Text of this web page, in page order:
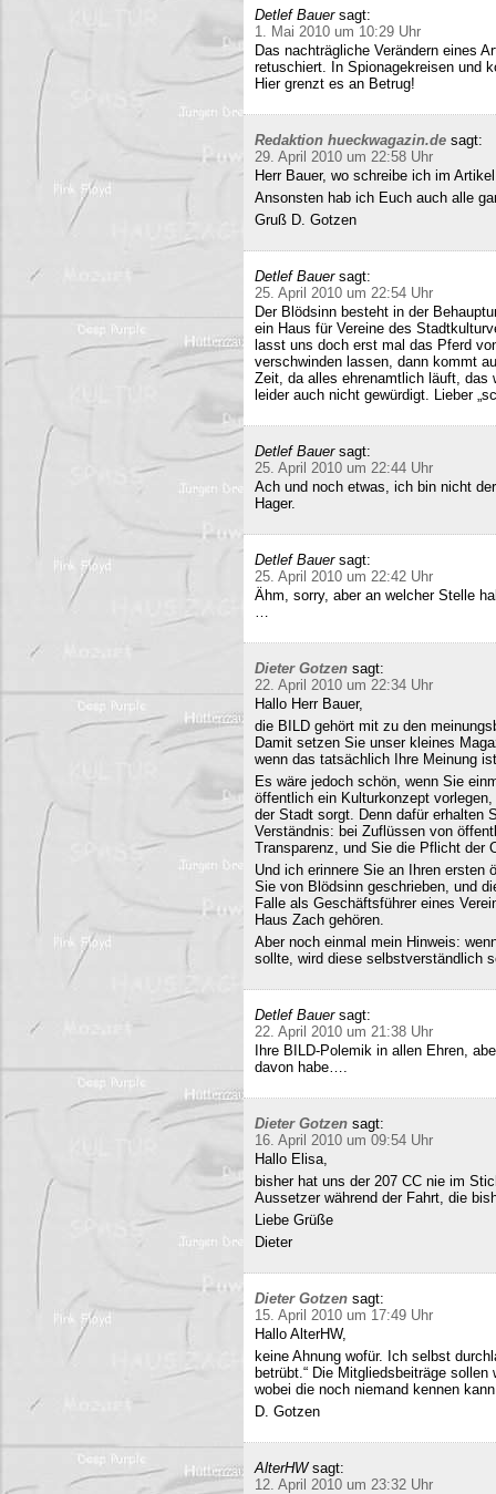
Detlef Bauer sagt:
1. Mai 2010 um 10:29 Uhr
Das nachträgliche Verändern eines
retuschiert. In Spionagekreisen und
Hier grenzt es an Betrug!
Redaktion hueckwagazin.de sagt:
29. April 2010 um 22:58 Uhr
Herr Bauer, wo schreibe ich im
Ansonsten hab ich Euch auch alle
Gruß D. Gotzen
Detlef Bauer sagt:
25. April 2010 um 22:54 Uhr
Der Blödsinn besteht in der
ein Haus für Vereine des
lasst uns doch erst mal das Pferd
verschwinden lassen, dann kommt
Zeit, da alles ehrenamtlich läuft, das
leider auch nicht gewürdigt. Lieber
Detlef Bauer sagt:
25. April 2010 um 22:44 Uhr
Ach und noch etwas, ich bin nicht
Hager.
Detlef Bauer sagt:
25. April 2010 um 22:42 Uhr
Ähm, sorry, aber an welcher Stelle
…
Dieter Gotzen sagt:
22. April 2010 um 22:34 Uhr
Hallo Herr Bauer,
die BILD gehört mit zu den
Damit setzen Sie unser kleines
wenn das tatsächlich Ihre Meinung
Es wäre jedoch schön, wenn Sie
öffentlich ein Kulturkonzept
der Stadt sorgt. Denn dafür erhalten
Verständnis: bei Zuflüssen von
Transparenz, und Sie die Pflicht der
Und ich erinnere Sie an Ihren ersten
Sie von Blödsinn geschrieben, und
Falle als Geschäftsführer eines
Haus Zach gehören.
Aber noch einmal mein Hinweis:
sollte, wird diese selbstverständlich
Detlef Bauer sagt:
22. April 2010 um 21:38 Uhr
Ihre BILD-Polemik in allen Ehren,
davon habe….
Dieter Gotzen sagt:
16. April 2010 um 09:54 Uhr
Hallo Elisa,
bisher hat uns der 207 CC nie im
Aussetzer während der Fahrt, die
Liebe Grüße
Dieter
Dieter Gotzen sagt:
15. April 2010 um 17:49 Uhr
Hallo AlterHW,
keine Ahnung wofür. Ich selbst
betrübt.“ Die Mitgliedsbeiträge
wobei die noch niemand kennen
D. Gotzen
AlterHW sagt:
12. April 2010 um 23:32 Uhr